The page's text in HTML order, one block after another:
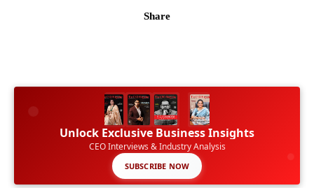
Share
Unlock Exclusive Business Insights
CEO Interviews & Industry Analysis
SUBSCRIBE NOW